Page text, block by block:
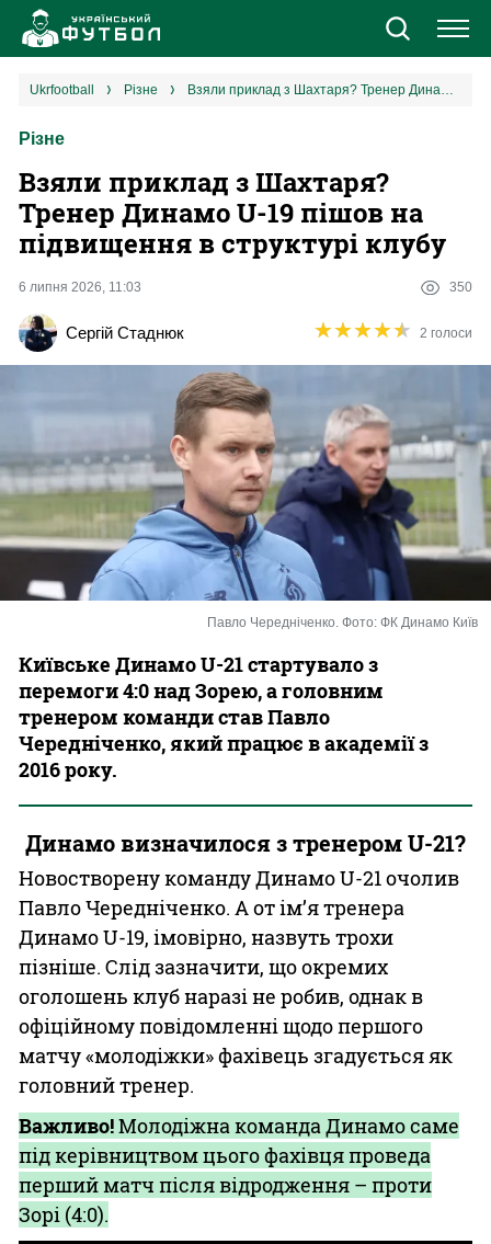
Новини
Єврокубки
УПЛ
2 ліга
Різне
Букмекери
Казино
ukrfootball різне Взяли приклад з Шахтаря? Тренер Динамо U-19 пішов на підвищення в структурі клубу
Різне
Взяли приклад з Шахтаря?
Тренер Динамо U-19 пішов на
підвищення в структурі клубу
6 липня 2026, 11:03 350
Сергій Стаднюк ★★★★★
★★★★★ 2 голоси
Павло Чередніченко. Фото: ФК Динамо Київ
Київське Динамо U-21 стартувало з
перемоги 4:0 над Зорею, а головним
тренером команди став Павло
Чередніченко, який працює в академії з
2016 року.
Динамо визначилося з тренером U-21?
Новостворену команду Динамо U-21 очолив
Павло Чередніченко. А от ім’я тренера
Динамо U-19, імовірно, назвуть трохи
пізніше. Слід зазначити, що окремих
оголошень клуб наразі не робив, однак в
офіційному повідомленні щодо першого
матчу «молодіжки» фахівець згадується як
головний тренер.
Важливо!Молодіжна команда Динамо саме
під керівництвом цього фахівця проведа
перший матч після відродження – проти
Зорі (4:0).